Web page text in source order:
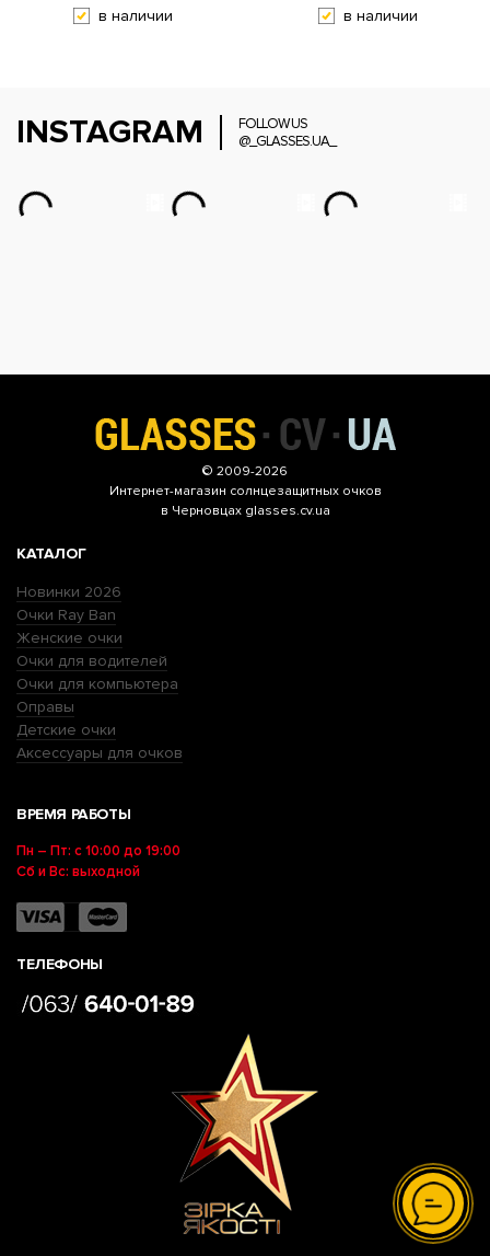
в наличии в наличии
INSTAGRAM
FOLLOW US
@_GLASSES.UA_
© 2009-2026
Интернет-магазин солнцезащитных очков
в Черновцах glasses.cv.ua
КАТАЛОГ
Новинки 2026
Очки Ray Ban
Женские очки
Очки для водителей
Очки для компьютера
Оправы
Детские очки
Аксессуары для очков
ВРЕМЯ РАБОТЫ
Пн – Пт: с 10:00 до 19:00
Сб и Вс: выходной
ТЕЛЕФОНЫ